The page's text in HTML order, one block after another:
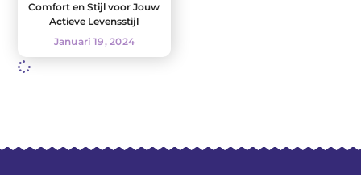
Comfort en Stijl voor Jouw
Actieve Levensstijl
Januari 19, 2024